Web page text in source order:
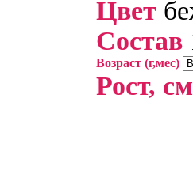
Цвет
Cостав
Возраст (г,мес)
Рост, см